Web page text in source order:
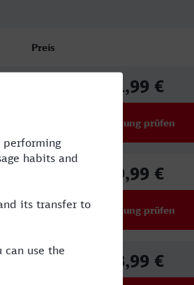
Preis
41,99 €
Verbindung prüfen
29,99 €
Verbindung prüfen
38,99 €